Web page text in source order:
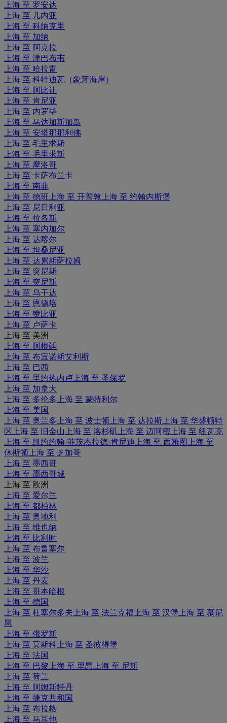
上海 至 罗安达
上海 至 几内亚
上海 至 科纳克里
上海 至 加纳
上海 至 阿克拉
上海 至 津巴布韦
上海 至 哈拉雷
上海 至 科特迪瓦（象牙海岸）
上海 至 阿比让
上海 至 肯尼亚
上海 至 内罗毕
上海 至 马达加斯加岛
上海 至 安塔那那利佛
上海 至 毛里求斯
上海 至 毛里求斯
上海 至 摩洛哥
上海 至 卡萨布兰卡
上海 至 南非
上海 至 德班 上海 至 开普敦 上海 至 约翰内斯堡
上海 至 尼日利亚
上海 至 拉各斯
上海 至 塞内加尔
上海 至 达喀尔
上海 至 坦桑尼亚
上海 至 达累斯萨拉姆
上海 至 突尼斯
上海 至 突尼斯
上海 至 乌干达
上海 至 恩德培
上海 至 赞比亚
上海 至 卢萨卡
上海 至 美洲
上海 至 阿根廷
上海 至 布宜诺斯艾利斯
上海 至 巴西
上海 至 里约热内卢 上海 至 圣保罗
上海 至 加拿大
上海 至 多伦多 上海 至 蒙特利尔
上海 至 美国
上海 至 奥兰多 上海 至 波士顿 上海 至 达拉斯 上海 至 华盛顿特
区 上海 至 旧金山 上海 至 洛杉矶 上海 至 迈阿密 上海 至 纽瓦克
上海 至 纽约约翰·菲茨杰拉德·肯尼迪 上海 至 西雅图
上海 至
休斯顿 上海 至 芝加哥
上海 至 墨西哥
上海 至 墨西哥城
上海 至 欧洲
上海 至 爱尔兰
上海 至 都柏林
上海 至 奥地利
上海 至 维也纳
上海 至 比利时
上海 至 布鲁塞尔
上海 至 波兰
上海 至 华沙
上海 至 丹麦
上海 至 哥本哈根
上海 至 德国
上海 至 杜塞尔多夫 上海 至 法兰克福 上海 至 汉堡 上海 至 慕尼
黑
上海 至 俄罗斯
上海 至 莫斯科 上海 至 圣彼得堡
上海 至 法国
上海 至 巴黎 上海 至 里昂 上海 至 尼斯
上海 至 荷兰
上海 至 阿姆斯特丹
上海 至 捷克共和国
上海 至 布拉格
上海 至 马耳他